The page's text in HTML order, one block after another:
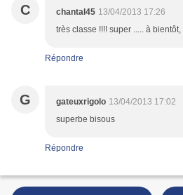
C chantal45 13/04/2013 17:26
très classe !!!! super ..... à
Répondre
G gateuxrigolo 13/04/2013 17:02
superbe bisous
Répondre